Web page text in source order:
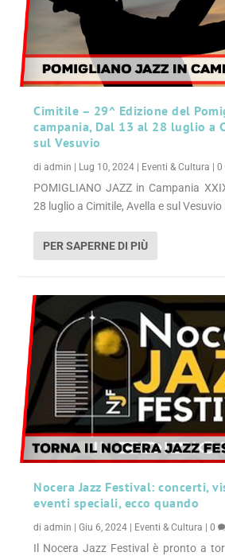
Cimitile – 29^ Edizione del
campania, Dal 13 al 28 luglio a
sul Vesuvio
diadmin | Lug 10, 2024 | Eventi & Cultura |0
POMIGLIANO JAZZ in Campania
28 luglio a Cimitile, Avella e sul Vesuvio
PER SAPERNE DI PIÙ
Nocera Jazz Festival: concerti,
eventi speciali, ecco quando
diadmin |Giu 6, 2024 Eventi & Cultura |0
Il Nocera Jazz Festival è pronto a